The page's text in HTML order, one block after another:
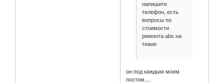
напишите
телефон, есть
вопросы по
стоимости
ремонта abs на
тиане
он под каждым моим
постом....